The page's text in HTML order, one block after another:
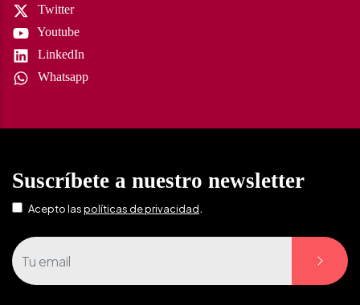
Twitter
Youtube
LinkedIn
Whatsapp
Suscríbete a nuestro newsletter
Acepto laspolíticas de privacidad.